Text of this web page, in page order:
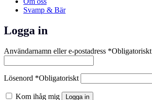
Svamp & Bär
Logga in
Användarnamn eller e-postadress *Obligatoriskt
Lösenord *Obligatoriskt
Kom ihåg mig Logga in